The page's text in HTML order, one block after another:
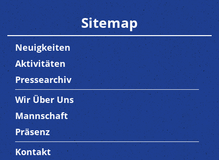
Sitemap
Neuigkeiten
Aktivitäten
Pressearchiv
Trenner3
Wir Über Uns
Mannschaft
Präsenz
Trenner4
Kontakt